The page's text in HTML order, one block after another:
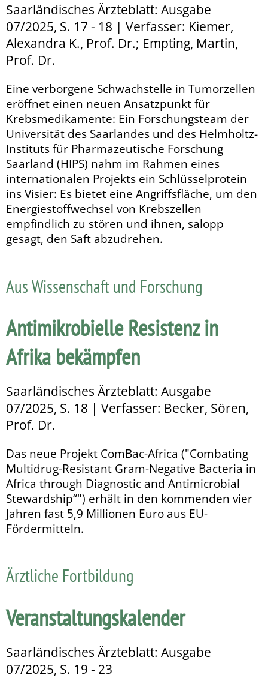
Saarländisches Ärzteblatt: Ausgabe
07/2025, S. 17 - 18 | Verfasser: Kiemer,
Alexandra K., Prof. Dr.; Empting, Martin,
Prof. Dr.
Eine verborgene Schwachstelle in Tumorzellen
eröffnet einen neuen Ansatzpunkt für
Krebsmedikamente: Ein Forschungs­team der
Universität des Saarlandes und des Helmholtz-
Instituts für Pharmazeutische Forschung
Saarland (HIPS) nahm im Rahmen eines
internationalen Projekts ein Schlüs­selprotein
ins Visier: Es bietet eine Angriffsfläche, um den
Energiestoffwechsel von Krebszellen
empfindlich zu stören und ihnen, salopp
gesagt, den Saft abzudrehen.
Aus Wissenschaft und Forschung
Antimikrobielle Resistenz in
Afrika bekämpfen
Saarländisches Ärzteblatt: Ausgabe
07/2025, S. 18 | Verfasser: Becker, Sören,
Prof. Dr.
Das neue Projekt ComBac-Africa ("Com­bating
Multidrug-Resistant Gram-Negative Bacteria in
Africa through Diagnostic and Antimicrobial
Stewardship“") erhält in den kommenden vier
Jahren fast 5,9 Millionen Euro aus EU-
Fördermitteln.
Ärztliche Fortbildung
Veranstaltungskalender
Saarländisches Ärzteblatt: Ausgabe
07/2025, S. 19 - 23